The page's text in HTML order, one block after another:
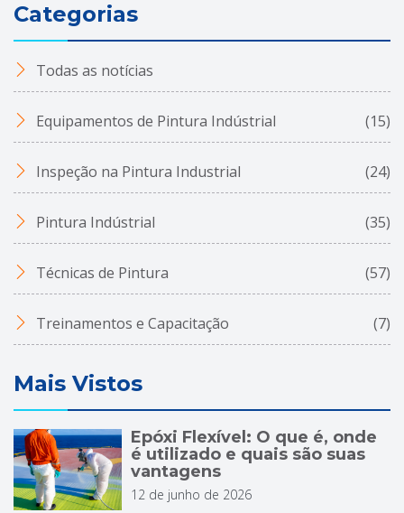
Categorias
Todas as notícias
Equipamentos de Pintura Indústrial (15)
Inspeção na Pintura Industrial (24)
Pintura Indústrial (35)
Técnicas de Pintura (57)
Treinamentos e Capacitação (7)
Mais Vistos
Epóxi Flexível: O que é, onde
é utilizado e quais são suas
vantagens
12 de junho de 2026